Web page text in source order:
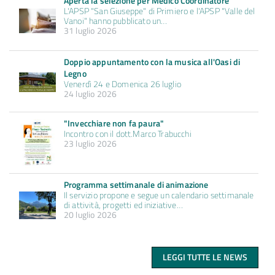
L'APSP "San Giuseppe" di Primiero e l'APSP "Valle del
Vanoi" hanno pubblicato un…
31 luglio 2026
Doppio appuntamento con la musica all'Oasi di
Legno
Venerdì 24 e Domenica 26 luglio
24 luglio 2026
"Invecchiare non fa paura"
Incontro con il dott.Marco Trabucchi
23 luglio 2026
Programma settimanale di animazione
Il servizio propone e segue un calendario settimanale
di attività, progetti ed iniziative…
20 luglio 2026
LEGGI TUTTE LE NEWS